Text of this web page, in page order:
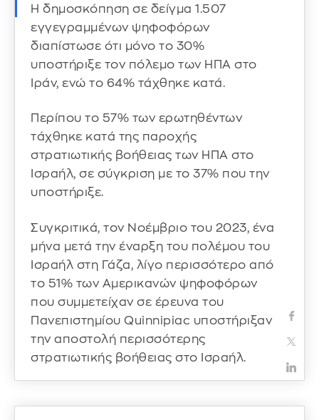
Η δημοσκόπηση σε δείγμα 1.507
εγγεγραμμένων ψηφοφόρων
διαπίστωσε ότι μόνο το 30%
υποστήριξε τον πόλεμο των ΗΠΑ στο
Ιράν, ενώ το 64% τάχθηκε κατά.
Περίπου το 57% των ερωτηθέντων
τάχθηκε κατά της παροχής
στρατιωτικής βοήθειας των ΗΠΑ στο
Ισραήλ, σε σύγκριση με το 37% που την
υποστήριξε.
Συγκριτικά, τον Νοέμβριο του 2023, ένα
μήνα μετά την έναρξη του πολέμου του
Ισραήλ στη Γάζα, λίγο περισσότερο από
το 51% των Αμερικανών ψηφοφόρων
που συμμετείχαν σε έρευνα του
Πανεπιστημίου Quinnipiac υποστήριξαν
την αποστολή περισσότερης
στρατιωτικής βοήθειας στο Ισραήλ.